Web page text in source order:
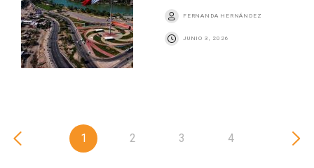
FERNANDA HERNÁNDEZ
JUNIO 3, 2026
1 2 3 4